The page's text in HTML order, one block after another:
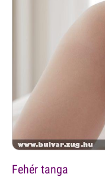
Fehér tanga